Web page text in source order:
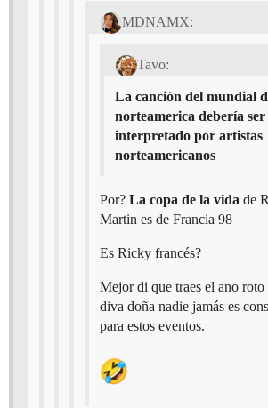
MDNAMX:
Tavo:
La canción del mundial
norteamerica debería ser
interpretado por artistas
norteamericanos
Por? La copa de la vida de
Martin es de Francia 98
Es Ricky francés?
Mejor di que traes el ano roto
diva doña nadie jamás es
para estos eventos.